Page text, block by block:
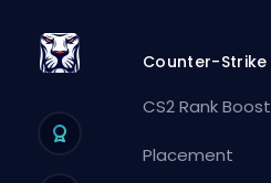
Counter-Strike
CS2 Rank Boost
Placement